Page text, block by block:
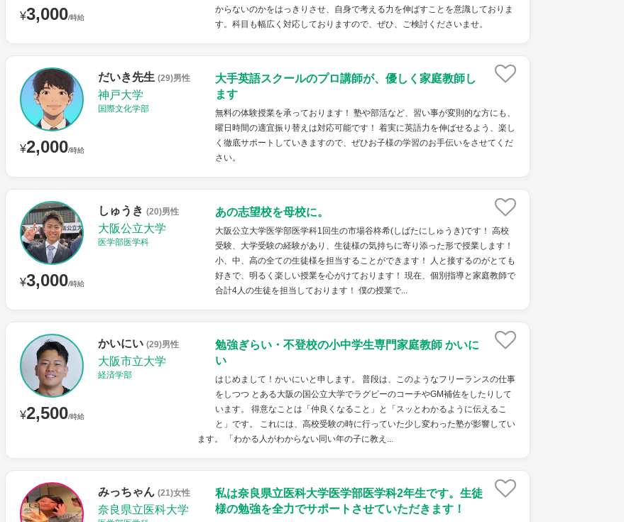
¥3,000/時給
からないのかをはっきりさせ、自身で考える力を伸ばすことを意識しておりま
す。科目も幅広く対応しておりますので、ぜひ、ご検討くださいませ。
¥2,000/時給
だいき先生 (29)男性
神戸大学
国際文化学部
大手英語スクールのプロ講師が、優しく家庭教師し
ます
無料の体験授業を承っております！ 塾や部活など、習い事が変則的な方にも、
曜日時間の適宜振り替えは対応可能です！ 着実に英語力を伸ばせるよう、楽し
く徹底サポートしていきますので、ぜひお子様の学習のお手伝いをさせてくだ
さい。
¥3,000/時給
しゅうき (20)男性
大阪公立大学
医学部医学科
あの志望校を母校に。
大阪公立大学医学部医学科1回生の市場谷柊希(しばたにしゅうき)です！ 高校
受験、大学受験の経験があり、生徒様の気持ちに寄り添った形で授業します！
小、中、高の全ての生徒様を担当することができます！ 人と接するのがとても
好きで、明るく楽しい授業を心がけております！ 現在、個別指導と家庭教師で
合計4人の生徒を担当しております！ 僕の授業で...
¥2,500/時給
かいにい (29)男性
大阪市立大学
経済学部
勉強ぎらい・不登校の小中学生専門家庭教師 かいに
い
はじめまして！かいにいと申します。 普段は、このようなフリーランスの仕事
をしつつ とある大阪の国公立大学でラグビーのコーチやGM補佐をしたりして
います。 得意なことは「仲良くなること」と「スッとわかるように伝えるこ
と」です。 これには、高校受験の時に行っていた少し変わった塾が影響してい
ます。 「わかる人がわからない同い年の子に教え...
みっちゃん (21)女性
奈良県立医科大学
私は奈良県立医科大学医学部医学科2年生です。生徒
様の勉強を全力でサポートさせていただきます！